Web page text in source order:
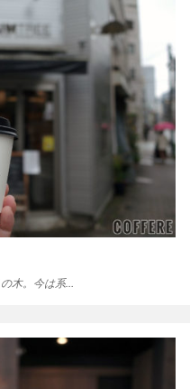
の木。今は系…